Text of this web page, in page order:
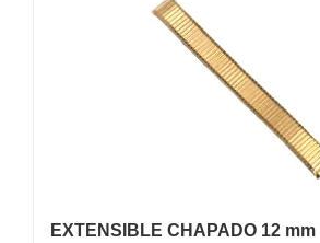
EXTENSIBLE CHAPADO 12 mm